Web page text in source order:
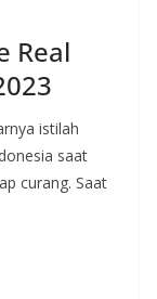
Real
istilah
saat
curang. Saat